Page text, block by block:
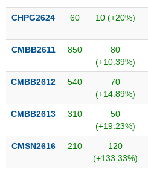
CHPG2624 60 10 (+20%)
CMBB2611 850
80
(+10.39%)
CMBB2612 540
70
(+14.89%)
CMBB2613 310
50
(+19.23%)
CMSN2616 210
120
(+133.33%)
THIẾT
YẾU
TIÊU
THIẾT
YẾU